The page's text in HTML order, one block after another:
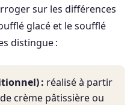
sur les différences
glacé et le soufflé
distingue :
: réalisé à partir
crème pâtissière ou